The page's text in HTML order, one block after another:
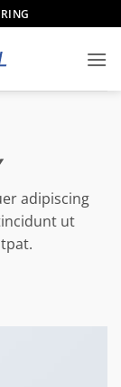
adipiscing
ut